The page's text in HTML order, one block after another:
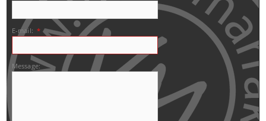
E-mail: *
Message: